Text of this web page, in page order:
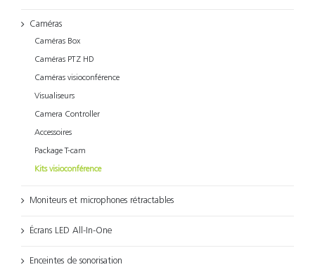
Caméras
Caméras Box
Caméras PTZ HD
Caméras visioconférence
Visualiseurs
Camera Controller
Accessoires
Package T-cam
Kits visioconférence
Moniteurs et microphones rétractables
Écrans LED All-In-One
Enceintes de sonorisation